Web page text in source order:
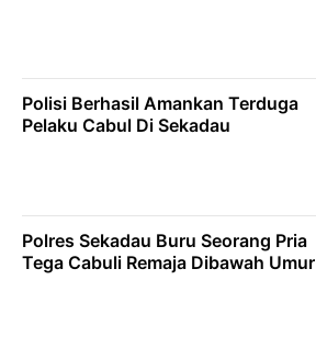
Polisi Berhasil Amankan Terduga
Pelaku Cabul Di Sekadau
Polres Sekadau Buru Seorang Pria
Tega Cabuli Remaja Dibawah Umur